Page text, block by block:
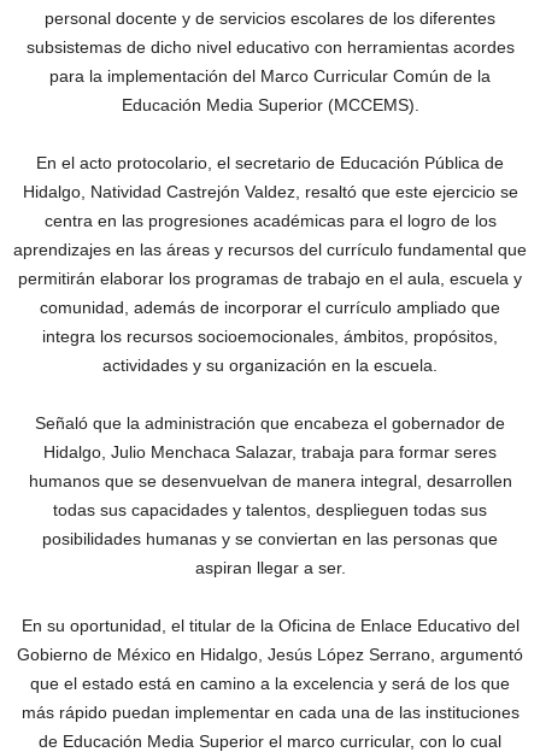
personal docente y de servicios escolares de los diferentes
subsistemas de dicho nivel educativo con herramientas acordes
para la implementación del Marco Curricular Común de la
Educación Media Superior (MCCEMS).
En el acto protocolario, el secretario de Educación Pública de
Hidalgo, Natividad Castrejón Valdez, resaltó que este ejercicio se
centra en las progresiones académicas para el logro de los
aprendizajes en las áreas y recursos del currículo fundamental que
permitirán elaborar los programas de trabajo en el aula, escuela y
comunidad, además de incorporar el currículo ampliado que
integra los recursos socioemocionales, ámbitos, propósitos,
actividades y su organización en la escuela.
Señaló que la administración que encabeza el gobernador de
Hidalgo, Julio Menchaca Salazar, trabaja para formar seres
humanos que se desenvuelvan de manera integral, desarrollen
todas sus capacidades y talentos, desplieguen todas sus
posibilidades humanas y se conviertan en las personas que
aspiran llegar a ser.
En su oportunidad, el titular de la Oficina de Enlace Educativo del
Gobierno de México en Hidalgo, Jesús López Serrano, argumentó
que el estado está en camino a la excelencia y será de los que
más rápido puedan implementar en cada una de las instituciones
de Educación Media Superior el marco curricular, con lo cual